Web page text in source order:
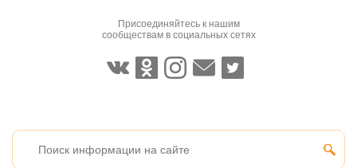
Присоединяйтесь к нашим
сообществам в социальных сетях